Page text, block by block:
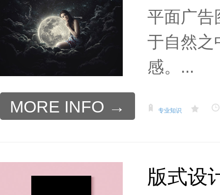
平面广告
于自然之
感。...
MORE INFO → 专业知识
版式设